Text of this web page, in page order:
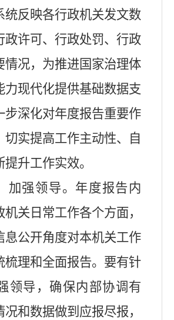
统反映各行政机关发文数
政许可、行政处罚、行政
情况，为推进国家治理体
力现代化提供基础数据支
步深化对年度报告重要作
切实提高工作主动性、自
升工作实效。
加强领导。年度报告内
关日常工作各个方面，
息公开角度对本机关工作
梳理和全面报告。要有针
领导，确保内部协调有
和数据做到应报尽报，